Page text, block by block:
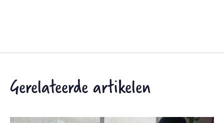
Gerelateerde artikelen